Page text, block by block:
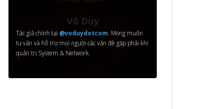
Võ Duy
Tác giả chính tại @voduydotcom. Mong muốn
tư vấn và hỗ trợ mọi người các vấn đề gặp phải khi
quản trị System & Network.